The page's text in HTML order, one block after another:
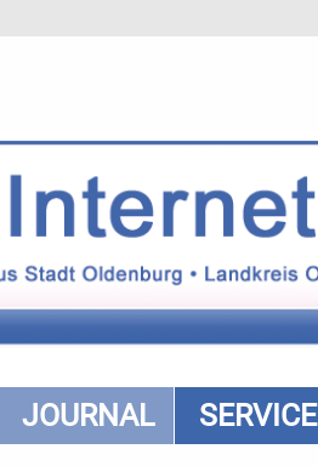
JOURNAL SERVICE